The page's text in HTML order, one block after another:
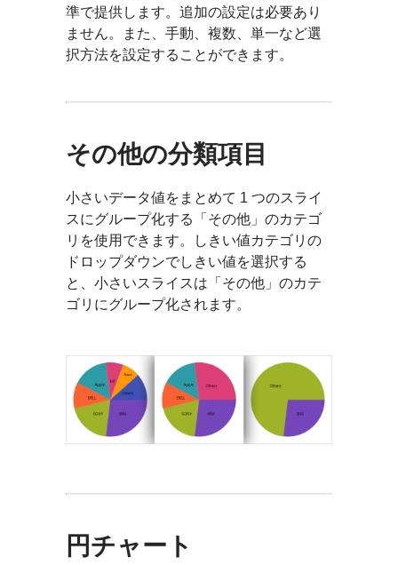
準で提供します。追加の設定は必要あり
ません。また、手動、複数、単一など選
択方法を設定することができます。
その他の分類項目
小さいデータ値をまとめて 1 つのスライ
スにグループ化する「その他」のカテゴ
リを使用できます。しきい値カテゴリの
ドロップダウンでしきい値を選択する
と、小さいスライスは「その他」のカテ
ゴリにグループ化されます。
円チャート